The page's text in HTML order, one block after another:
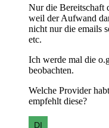
Nur die Bereitschaft
weil der Aufwand
nicht nur die emails
etc.
Ich werde mal die
beobachten.
Welche Provider
empfehlt diese?